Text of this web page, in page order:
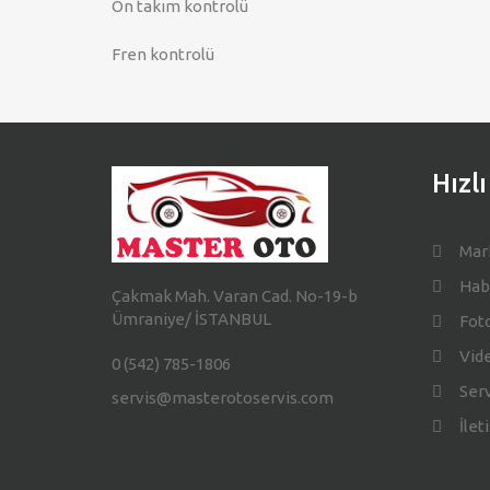
Ön takım kontrolü
Fren kontrolü
Çakmak Mah. Varan Cad. No-19-b
Ümraniye/ İSTANBUL
0 (542) 785-1806
servis@masterotoservis.com